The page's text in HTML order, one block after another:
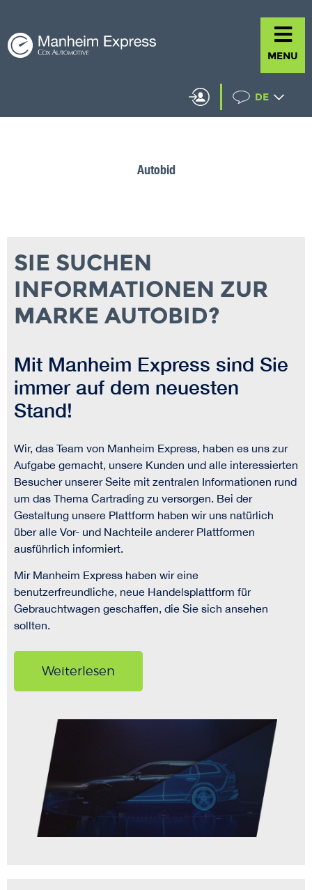
MENU
DE
Autobid
SIE SUCHEN
INFORMATIONEN ZUR
MARKE AUTOBID?
Mit Manheim Express sind Sie
immer auf dem neuesten
Stand!
Wir, das Team von Manheim Express, haben es uns zur
Aufgabe gemacht, unsere Kunden und alle interessierten
Besucher unserer Seite mit zentralen Informationen rund
um das Thema Cartrading zu versorgen. Bei der
Gestaltung unsere Plattform haben wir uns natürlich
über alle Vor- und Nachteile anderer Plattformen
ausführlich informiert.
Mir Manheim Express haben wir eine
benutzerfreundliche, neue Handelsplattform für
Gebrauchtwagen geschaffen, die Sie sich ansehen
sollten.
Weiterlesen